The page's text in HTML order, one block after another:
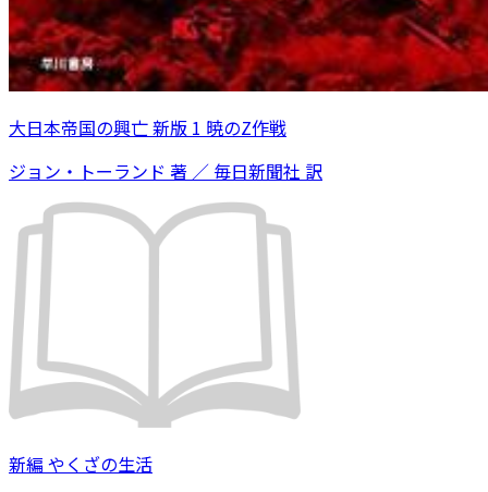
大日本帝国の興亡 新版 1 暁のZ作戦
ジョン・トーランド 著 ／ 毎日新聞社 訳
新編 やくざの生活